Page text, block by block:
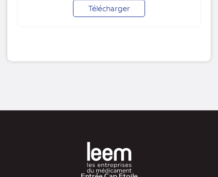
Télécharger